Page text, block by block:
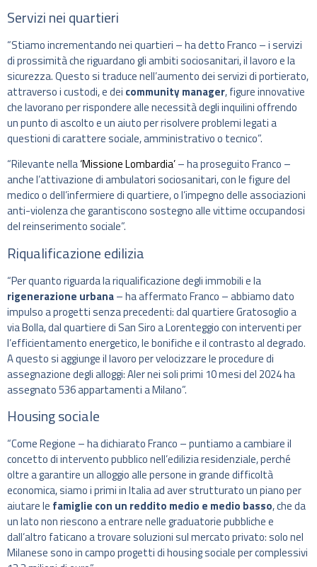
Servizi nei quartieri
“Stiamo incrementando nei quartieri – ha detto Franco – i servizi
di prossimità che riguardano gli ambiti sociosanitari, il lavoro e la
sicurezza. Questo si traduce nell’aumento dei servizi di portierato,
attraverso i custodi, e dei community manager, figure innovative
che lavorano per rispondere alle necessità degli inquilini offrendo
un punto di ascolto e un aiuto per risolvere problemi legati a
questioni di carattere sociale, amministrativo o tecnico”.
“Rilevante nella‘Missione Lombardia’– ha proseguito Franco –
anche l’attivazione di ambulatori sociosanitari, con le figure del
medico o dell’infermiere di quartiere, o l’impegno delle associazioni
anti-violenza che garantiscono sostegno alle vittime occupandosi
del reinserimento sociale”.
Riqualificazione edilizia
“Per quanto riguarda la riqualificazione degli immobili e la
rigenerazione urbana– ha affermato Franco – abbiamo dato
impulso a progetti senza precedenti: dal quartiere Gratosoglio a
via Bolla, dal quartiere di San Siro a Lorenteggio con interventi per
l’efficientamento energetico, le bonifiche e il contrasto al degrado.
A questo si aggiunge il lavoro per velocizzare le procedure di
assegnazione degli alloggi: Aler nei soli primi 10 mesi del 2024 ha
assegnato 536 appartamenti a Milano”.
Housing sociale
“Come Regione – ha dichiarato Franco – puntiamo a cambiare il
concetto di intervento pubblico nell’edilizia residenziale, perché
oltre a garantire un alloggio alle persone in grande difficoltà
economica, siamo i primi in Italia ad aver strutturato un piano per
aiutare le famiglie con un reddito medio e medio basso, che da
un lato non riescono a entrare nelle graduatorie pubbliche e
dall’altro faticano a trovare soluzioni sul mercato privato: solo nel
Milanese sono in campo progetti di housing sociale per complessivi